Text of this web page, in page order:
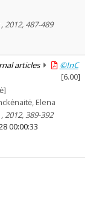
487-489
articles
©InC
[6.00]
Elena
389-392
00:00:33